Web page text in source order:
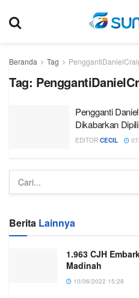
Beranda Tag
Tag:
Pengganti
Dikabarkan
EDITOR CECIL
Berita Lainnya
1.963 CJH
Madinah
10/06/2022 15:28